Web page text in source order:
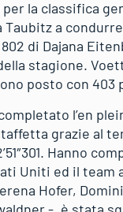
la classifica
a
di Dajana
stagione.
posto con 403
l’en
grazie al
Hanno
Uniti ed il team
Hofer,